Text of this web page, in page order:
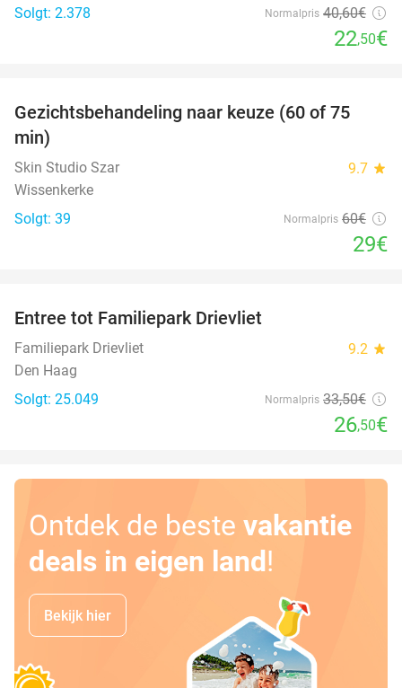
Solgt: 2.378
Normalpris 40,60€
22,50€
52%
Gezichtsbehandeling naar keuze (60 of 75
min)
Skin Studio Szar 9.7 star
Wissenkerke
Solgt: 39
Normalpris 60€
29€
Entree tot Familiepark Drievliet
Familiepark Drievliet 9.2 star
Den Haag
Solgt: 25.049
Normalpris 33,50€
26,50€
Ontdek de beste vakantie
deals in eigen land!
Bekijk hier